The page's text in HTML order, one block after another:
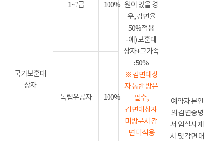
국가보훈대
상자
1~7급 100% 원이 있을 경
우, 감면율
50%적용
-예) 보훈대
상자+그가족
: 50%
※ 감면대상
자 동반 방문
필수,
감면대상자
미방문시 감
면 미적용
예약자 본인
의 감면증명
서 입실시 제
시 및 감면 대
독립유공자 100%